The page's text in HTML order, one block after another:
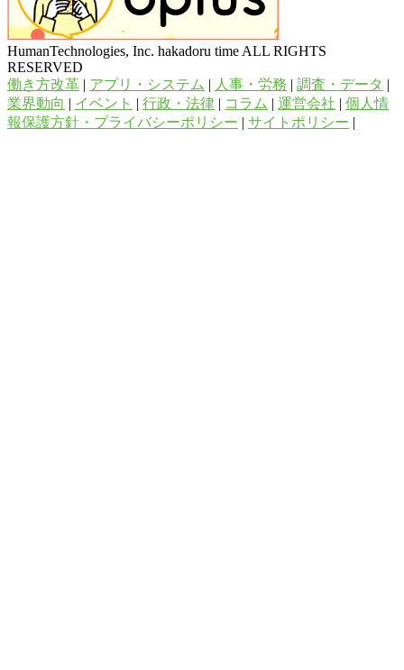
HumanTechnologies, Inc. hakadoru time ALL RIGHTS
RESERVED
働き方改革 | アプリ・システム | 人事・労務 | 調査・データ |
業界動向 | イベント | 行政・法律 | コラム | 運営会社 | 個人情
報保護方針・プライバシーポリシー | サイトポリシー |